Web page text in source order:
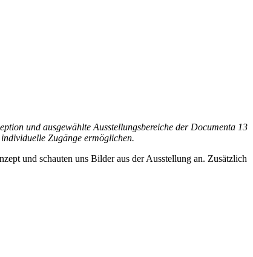
und ausgewählte Ausstellungsbereiche der Documenta 13
Zugänge ermöglichen.
und schauten uns Bilder aus der Ausstellung an. Zusätzlich